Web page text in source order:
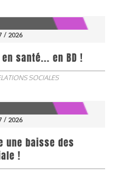
/ 2026
santé... en BD !
SOCIALES
/ 2026
une baisse des
!